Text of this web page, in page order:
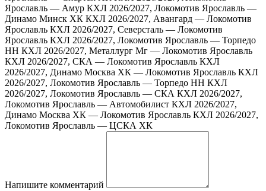
Ярославль — Амур КХЛ 2026/2027, Локомотив Ярославль —
Динамо Минск ХК КХЛ 2026/2027, Авангард — Локомотив
Ярославль КХЛ 2026/2027, Северсталь — Локомотив
Ярославль КХЛ 2026/2027, Локомотив Ярославль — Торпедо
НН КХЛ 2026/2027, Металлург Мг — Локомотив Ярославль
КХЛ 2026/2027, СКА — Локомотив Ярославль КХЛ
2026/2027, Динамо Москва ХК — Локомотив Ярославль КХЛ
2026/2027, Локомотив Ярославль — Торпедо НН КХЛ
2026/2027, Локомотив Ярославль — СКА КХЛ 2026/2027,
Локомотив Ярославль — Автомобилист КХЛ 2026/2027,
Динамо Москва ХК — Локомотив Ярославль КХЛ 2026/2027,
Локомотив Ярославль — ЦСКА ХК
Напишите комментарий